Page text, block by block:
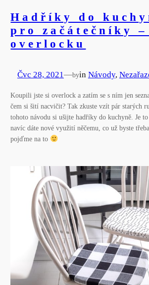
Hadříky do
pro začátečníky –
overlocku
Čvc 28, 2021—byin Návody,
Koupili jste si overlock a zatím se s ním jen
čem si šití nacvičit? Tak zkuste vzít pár starých
tohoto návodu si ušijte hadříky do kuchyně. Je
navíc dáte nové využití něčemu, co už byste
pojďme na to